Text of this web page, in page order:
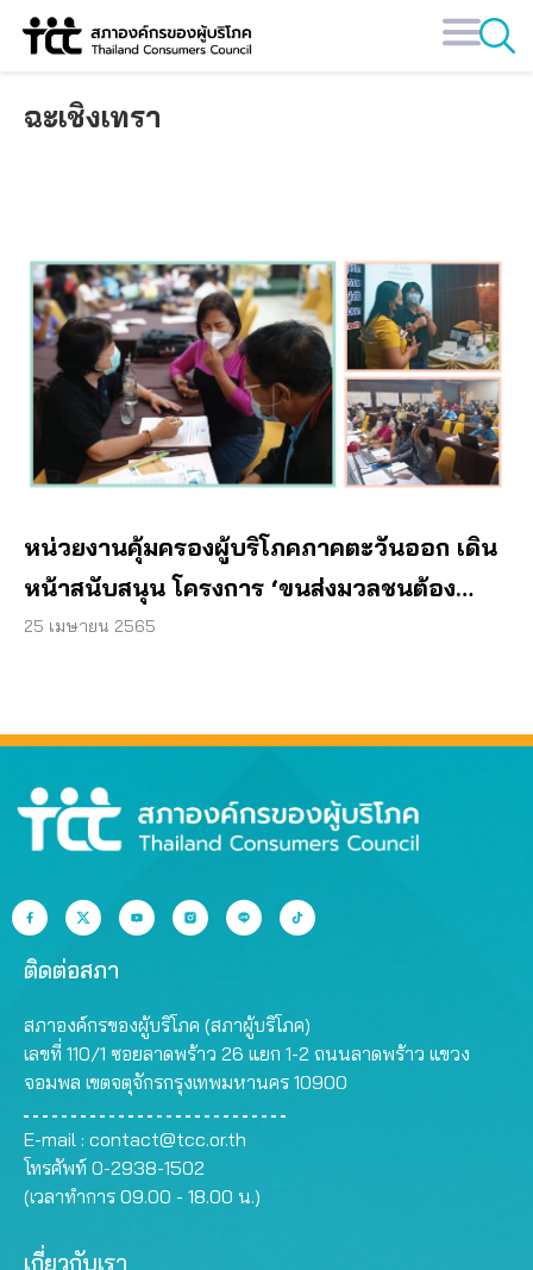
Skip
ฉะเชิงเทรา
หน่วยงานคุ้มครองผู้บริโภคภาคตะวันออก เดิน
หน้าสนับสนุน โครงการ ‘ขนส่งมวลชนต้อง
ปลอดภัย’
25 เมษายน 2565
ติดต่อสภา
สภาองค์กรของผู้บริโภค (สภาผู้บริโภค)
เลขที่ 110/1 ซอยลาดพร้าว 26 แยก 1-2 ถนนลาดพร้าว แขวง
จอมพล เขตจตุจักรกรุงเทพมหานคร 10900
E-mail : contact@tcc.or.th
โทรศัพท์ 0-2938-1502
(เวลาทำการ 09.00 - 18.00 น.)
เกี่ยวกับเรา